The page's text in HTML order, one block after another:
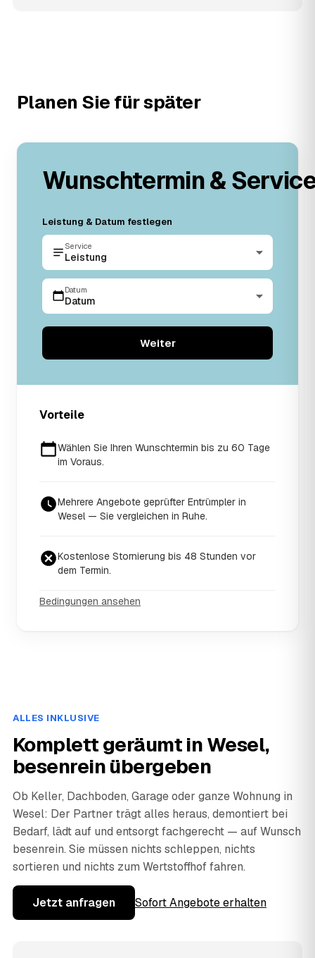
Planen Sie für später
Wunschtermin &
Leistung & Datum festlegen
Service
Leistung
Datum
Datum
Weiter
Vorteile
Wählen Sie Ihren Wunschtermin bis zu 60 Tage
im Voraus.
Mehrere Angebote geprüfter Entrümpler in
Wesel — Sie vergleichen in Ruhe.
Kostenlose Stornierung bis 48 Stunden vor
dem Termin.
Bedingungen ansehen
ALLES INKLUSIVE
Komplett geräumt in Wesel,
besenrein übergeben
Ob Keller, Dachboden, Garage oder ganze Wohnung in
Wesel: Der Partner trägt alles heraus, demontiert bei
Bedarf, lädt auf und entsorgt fachgerecht — auf Wunsch
besenrein. Sie müssen nichts schleppen, nichts
sortieren und nichts zum Wertstoffhof fahren.
Jetzt anfragen Sofort Angebote erhalten